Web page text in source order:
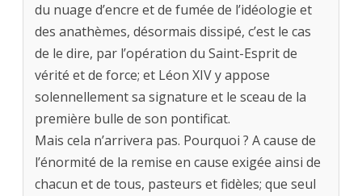
du nuage d’encre et de fumée de l’idéologie et
des anathèmes, désormais dissipé, c’est le cas
de le dire, par l’opération du Saint-Esprit de
vérité et de force; et Léon XIV y appose
solennellement sa signature et le sceau de la
première bulle de son pontificat.
Mais cela n’arrivera pas. Pourquoi ? A cause de
l’énormité de la remise en cause exigée ainsi de
chacun et de tous, pasteurs et fidèles; que seul